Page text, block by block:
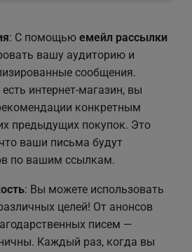
: С помощью емейл рассылки
вашу аудиторию и
сообщения.
интернет-магазин, вы
конкретным
предыдущих покупок. Это
ваши письма будут
по вашим ссылкам.
: Вы можете использовать
целей! От анонсов
писем —
Каждый раз, когда вы